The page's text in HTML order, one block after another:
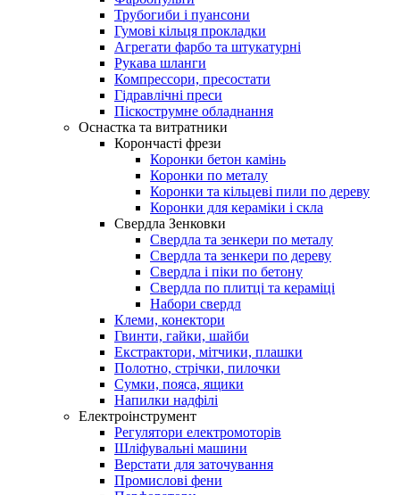
Трубогиби і пуансони
Гумові кільця прокладки
Агрегати фарбо та штукатурні
Рукава шланги
Компрессори, пресостати
Гідравлічні преси
Піскострумне обладнання
Оснастка та витратники
Корончасті фрези
Коронки бетон камінь
Коронки по металу
Коронки та кільцеві пили по дереву
Коронки для кераміки і скла
Свердла Зенковки
Свердла та зенкери по металу
Свердла та зенкери по дереву
Свердла і піки по бетону
Свердла по плитці та кераміці
Набори свердл
Клеми, конектори
Гвинти, гайки, шайби
Екстрактори, мітчики, плашки
Полотно, стрічки, пилочки
Сумки, пояса, ящики
Напилки надфілі
Електроінструмент
Регулятори електромоторів
Шліфувальні машини
Верстати для заточування
Промислові фени